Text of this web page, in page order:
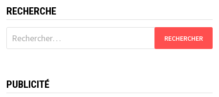
RECHERCHE
Rechercher :
PUBLICITÉ